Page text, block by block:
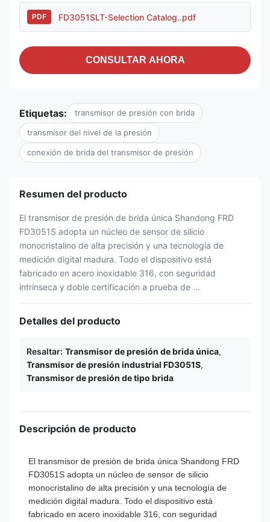
PDF FD3051SLT-Selection Catalog..pdf
CONSULTAR AHORA
Etiquetas: transmisor de presión con brida
transmisor del nivel de la presión
conexión de brida del transmisor de presión
Resumen del producto
El transmisor de presión de brida única Shandong FRD
FD3051S adopta un núcleo de sensor de silicio
monocristalino de alta precisión y una tecnología de
medición digital madura. Todo el dispositivo está
fabricado en acero inoxidable 316, con seguridad
intrínseca y doble certificación a prueba de ...
Detalles del producto
Resaltar: Transmisor de presión de brida única,
Transmisor de presión industrial FD3051S,
Transmisor de presión de tipo brida
Descripción de producto
El transmisor de presión de brida única Shandong FRD
FD3051S adopta un núcleo de sensor de silicio
monocristalino de alta precisión y una tecnología de
medición digital madura. Todo el dispositivo está
fabricado en acero inoxidable 316, con seguridad